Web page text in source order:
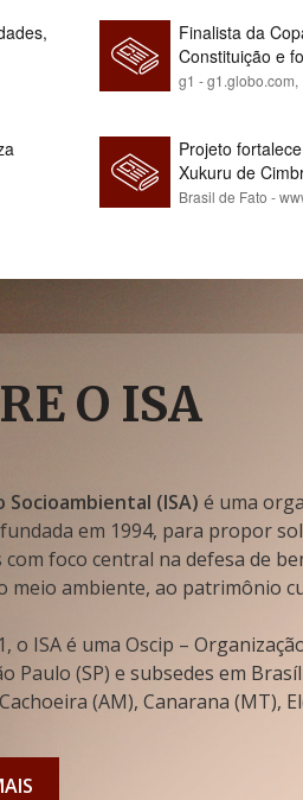
Finalista da
Constituição e
g1 - g1.globo.com,
Projeto
Xukuru de
Brasil de Fato -
O ISA
(ISA) é uma
em 1994, para propor
foco central na defesa de
meio ambiente, ao patrimônio
o ISA é uma Oscip –
Paulo (SP) e subsedes em
(AM), Canarana (MT),